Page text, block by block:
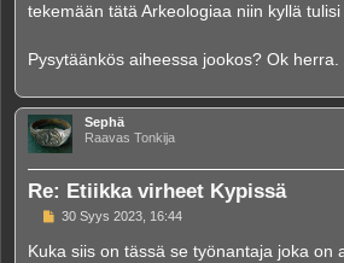
tekemään tätä Arkeologiaa niin kyllä
Pysytäänkös aiheessa jookos? Ok herra.
Sephä
Raavas Tonkija
Re: Etiikka virheet Kypissä
V
e
30 Syys 2023, 16:44
Kuka siis on tässä se työnantaja joka on